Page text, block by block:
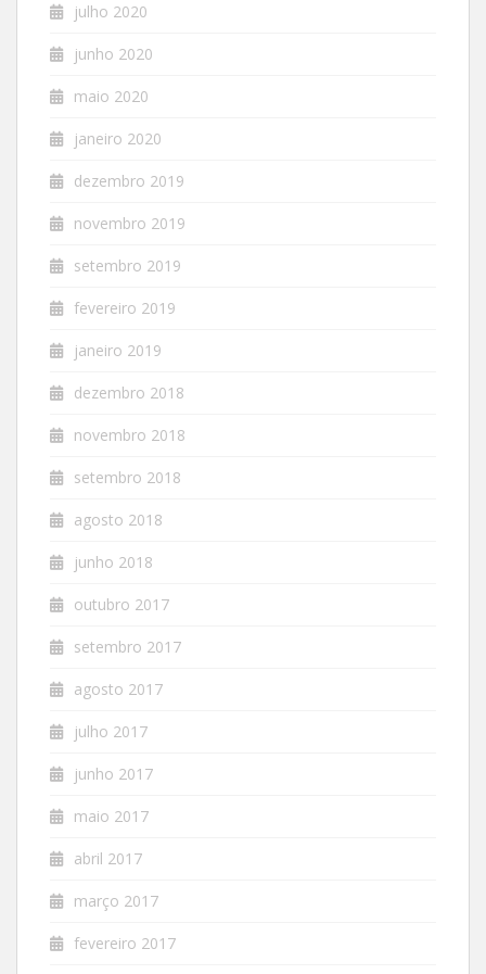
julho 2020
junho 2020
maio 2020
janeiro 2020
dezembro 2019
novembro 2019
setembro 2019
fevereiro 2019
janeiro 2019
dezembro 2018
novembro 2018
setembro 2018
agosto 2018
junho 2018
outubro 2017
setembro 2017
agosto 2017
julho 2017
junho 2017
maio 2017
abril 2017
março 2017
fevereiro 2017